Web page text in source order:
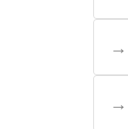
→
→